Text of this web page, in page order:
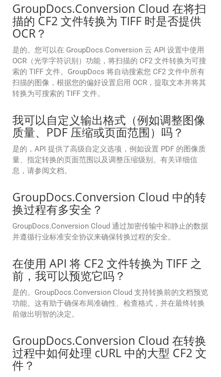
GroupDocs.Conversion Cloud 在将扫
描的 CF2 文件转换为 TIFF 时是否提供
OCR？
是的。您可以在 GroupDocs.Conversion 云 API 设置中使用
OCR（光学字符识别）功能，将扫描的 CF2 文件转换为可搜
索的 TIFF 文件。GroupDocs 将自动搜索您 CF2 文件中所有
扫描的图像，根据您的偏好设置启用 OCR，提取文本并将其
转换为可搜索的 TIFF 文件。
我可以自定义输出格式（例如调整图像
质量、PDF 压缩或页面范围）吗？
是的，API 提供了高级自定义选项，例如设置 PDF 的图像质
量、指定转换的页面范围以及调整压缩级别。有关详细信
息，请参阅文档。
GroupDocs.Conversion Cloud 中的转
换过程有多安全？
GroupDocs.Conversion Cloud 通过加密传输中和静止的数据
并遵循行业标准安全协议来确保转换过程的安全。
在使用 API 将 CF2 文件转换为 TIFF 之
前，我可以预览它吗？
是的。GroupDocs.Conversion Cloud 支持转换前的文档预览
功能。这有助于确保布局准确性、检查格式，并在最终转换
前做出明智的决定。
GroupDocs.Conversion Cloud 在转换
过程中如何处理 cURL 中的大型 CF2 文
件？